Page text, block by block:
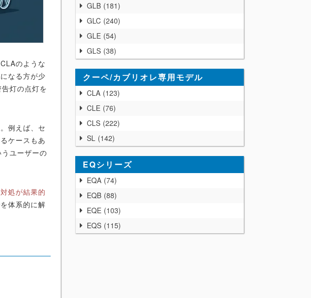
のような
なる方が少
灯の点灯を
例えば、セ
ケースもあ
ユーザーの
処が結果的
体系的に解
GLB 181
GLC 240
GLE 54
GLS 38
クーペ/カブリオレ専用モデル
CLA 123
CLE 76
CLS 222
SL 142
EQシリーズ
EQA 74
EQB 88
EQE 103
EQS 115